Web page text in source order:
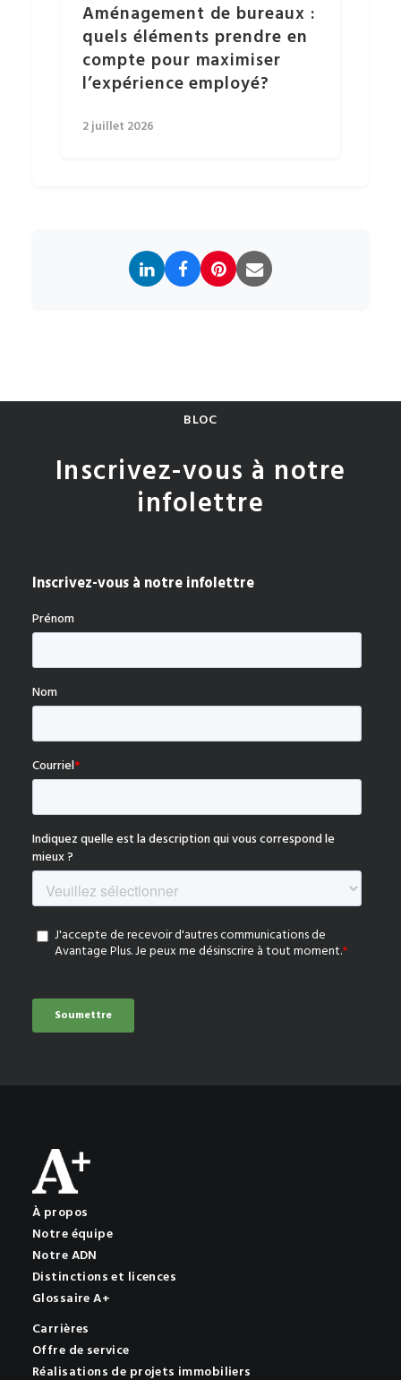
Aménagement de bureaux :
quels éléments prendre en
compte pour maximiser
l’expérience employé?
2 juillet 2026
BLOC
Inscrivez-vous à notre
infolettre
À propos
Notre équipe
Notre ADN
Distinctions et licences
Glossaire A+
Carrières
Offre de service
Réalisations de projets immobiliers